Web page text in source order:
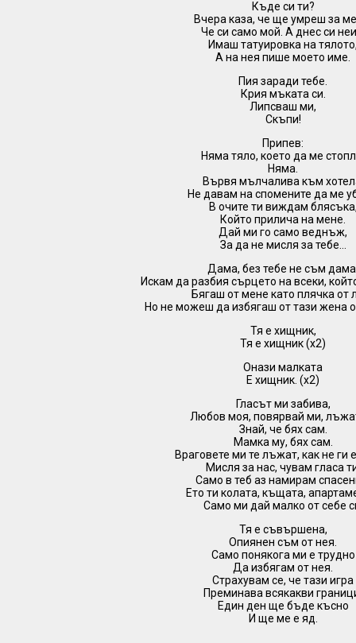
Къде си ти?
Вчера каза, че ще умреш за
Че си само мой. А днес си
Имаш татуировка на
А на нея пише моето име.
Пия заради тебе.
Крия мъката си.
Липсваш ми,
Скъпи!
Припев:
Няма тяло, което да ме
Няма.
Вървя мълчалива към
Не давам на спомените да ме
В очите ти виждам
Който прилича на мене.
Дай ми го само веднъж,
За да не мисля за тебе…
Дама, без тебе не съм
Искам да разбия сърцето на всеки,
Бягаш от мене като плячка от
Но не можеш да избягаш от тази жена
Тя е хищник,
Тя е хищник (х2)
Онази малката
Е хищник. (х2)
Гласът ми забива,
Любов моя, повярвай ми,
Знай, че бях сам.
Мамка му, бях сам.
Враговете ми те лъжат, как не ги
Мисля за нас, чувам гласа
Само в теб аз намирам
Ето ти колата, къщата,
Само ми дай малко от себе
Тя е съвършена,
Опиянен съм от нея.
Само понякога ми е трудно
Да избягам от нея.
Страхувам се, че тази игра
Преминава всякакви
Един ден ще бъде късно
И ще ме е яд.